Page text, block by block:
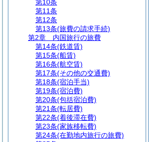
第10条
第11条
第12条
第13条(旅費の請求手続)
第2章
内国旅行の旅費
第14条(鉄道賃)
第15条(船賃)
第16条(航空賃)
第17条(その他の交通費)
第18条(宿泊手当)
第19条(宿泊費)
第20条(包括宿泊費)
第21条(転居費)
第22条(着後滞在費)
第23条(家族移転費)
第24条(在勤地内旅行の旅費)